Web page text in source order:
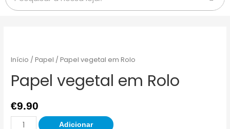
Início /Papel / Papel vegetal em Rolo
Papel vegetal em Rolo
€9.90
Adicionar